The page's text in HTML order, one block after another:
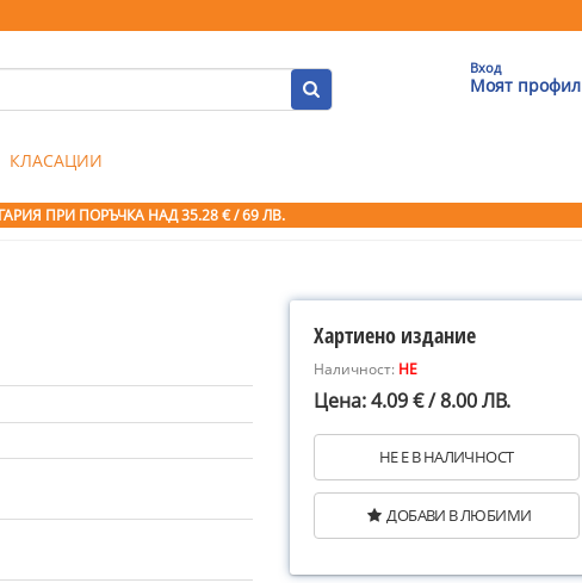
Вход
Моят профил
КЛАСАЦИИ
ПРИ ПОРЪЧКА НАД 35.28 € / 69 ЛВ.
Хартиено издание
Наличност: НЕ
Цена: 4.09 € / 8.00 ЛВ.
НЕ Е В НАЛИЧНОСТ
ДОБАВИ В ЛЮБИМИ